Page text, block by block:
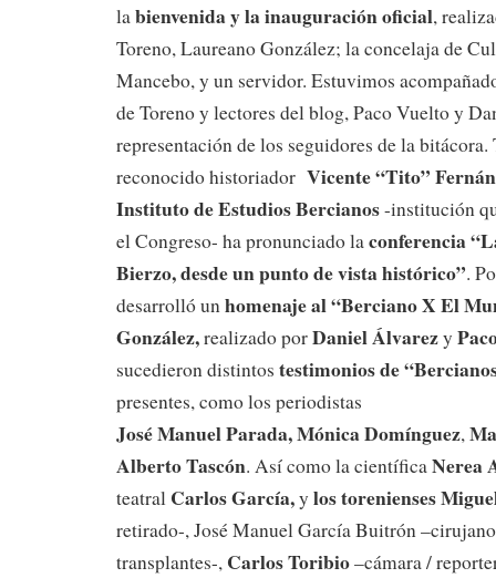
labienvenida y la inauguración oficial,
Toreno, Laureano González; la concelaja de
Mancebo, y un servidor. Estuvimos
de Toreno y lectores del blog, Paco Vuelto y
representación de los seguidores de la bitácora.
reconocido historiador Vicente “Tito”
Instituto de Estudios Bercianos-institución
el Congreso- ha pronunciado laconferencia
Bierzo, desde un punto de vista histórico”.
desarrolló unhomenaje al “Berciano X El
González,realizado porDaniel Álvarezy
sucedieron distintos testimonios de
presentes, como los periodistas
José Manuel Parada, Mónica Domínguez,
Alberto Tascón. Así como la científicaNerea
teatral Carlos García,y los torenienses
retirado-, José Manuel García Buitrón
transplantes-, Carlos Toribio–cámara /